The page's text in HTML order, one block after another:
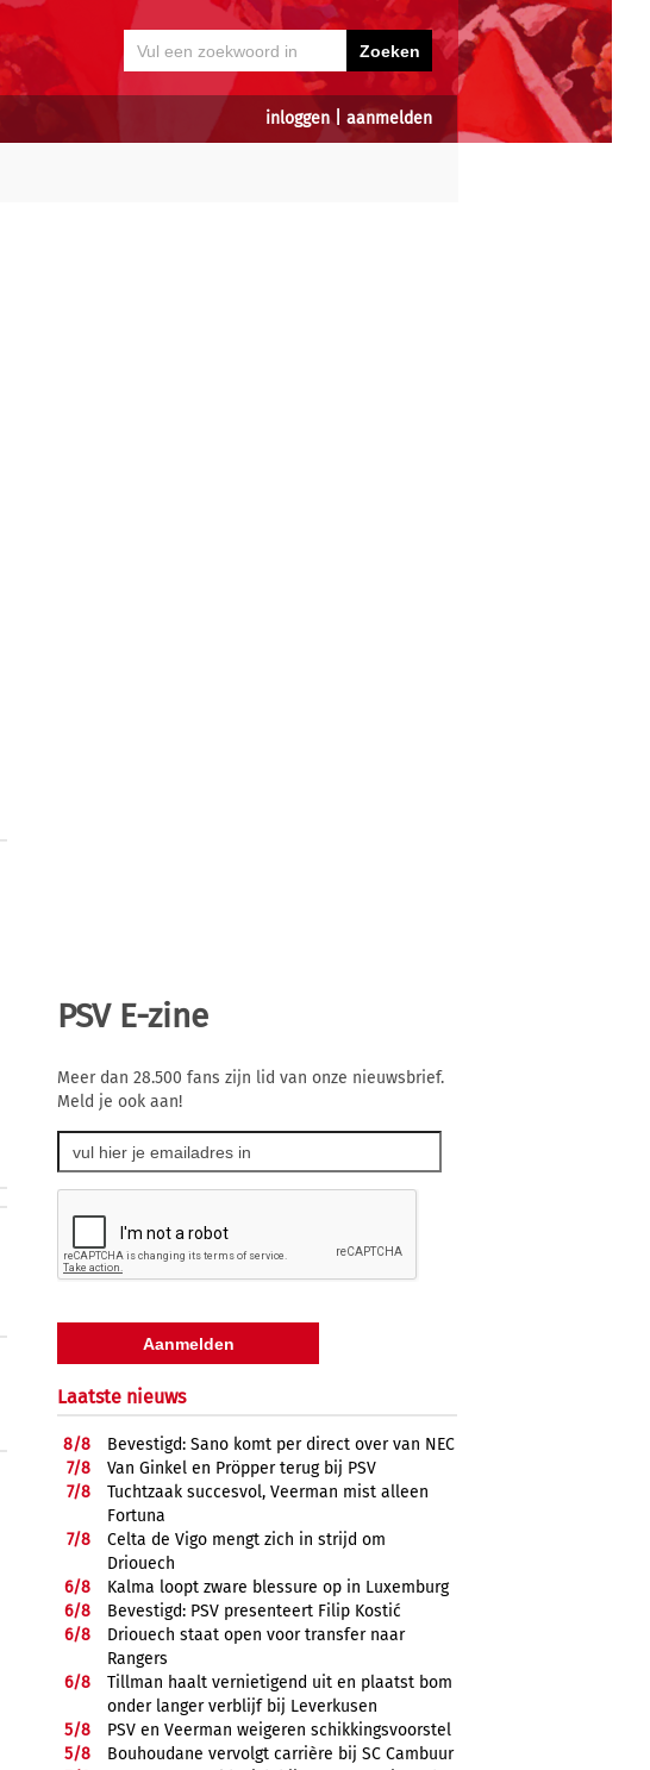
inloggen| aanmelden
PSV E-zine
Meer dan 28.500 fans zijn lid van onze nieuwsbrief.
Meld je ook aan!
Laatste nieuws
8/8
Bevestigd: Sano komt per direct over van NEC
7/8
Van Ginkel en Pröpper terug bij PSV
7/8
Tuchtzaak succesvol, Veerman mist alleen
Fortuna
7/8
Celta de Vigo mengt zich in strijd om
Driouech
6/8
Kalma loopt zware blessure op in Luxemburg
6/8
Bevestigd: PSV presenteert Filip Kostić
6/8
Driouech staat open voor transfer naar
Rangers
6/8
Tillman haalt vernietigend uit en plaatst bom
onder langer verblijf bij Leverkusen
5/8
PSV en Veerman weigeren schikkingsvoorstel
5/8
Bouhoudane vervolgt carrière bij SC Cambuur